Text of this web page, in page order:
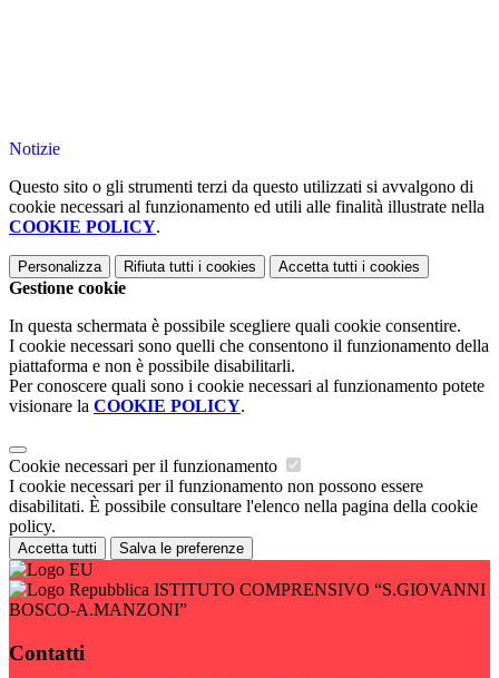
Notizie
Questo sito o gli strumenti terzi da questo utilizzati si avvalgono di
cookie necessari al funzionamento ed utili alle finalità illustrate nella
COOKIE POLICY.
Personalizza Rifiuta tutti i cookies Accetta tutti i cookies
Gestione cookie
In questa schermata è possibile scegliere quali cookie consentire.
I cookie necessari sono quelli che consentono il funzionamento della
piattaforma e non è possibile disabilitarli.
Per conoscere quali sono i cookie necessari al funzionamento potete
visionare la COOKIE POLICY.
Cookie necessari per il funzionamento
I cookie necessari per il funzionamento non possono essere
disabilitati. È possibile consultare l'elenco nella pagina della cookie
policy.
Accetta tutti Salva le preferenze
ISTITUTO COMPRENSIVO “S.GIOVANNI
BOSCO-A.MANZONI”
Contatti